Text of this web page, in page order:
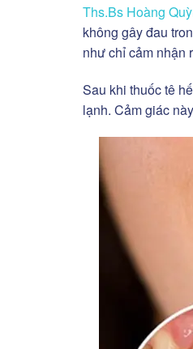
Ths.Bs Hoàng
không gây đau
như chỉ cảm nhận
Sau khi thuốc tê
lạnh. Cảm giác